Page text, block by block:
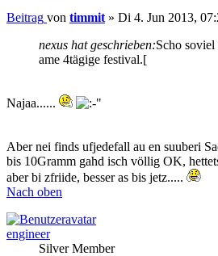
Beitrag von timmit » Di 4. Jun 2013,
nexus hat geschrieben:Scho
ame 4tägige festival.[
Najaa......
Aber nei finds ufjedefall au en suuberi
bis 10Gramm gahd isch völlig OK,
aber bi zfriide, besser as bis jetz.....
Nach oben
engineer
Silver Member